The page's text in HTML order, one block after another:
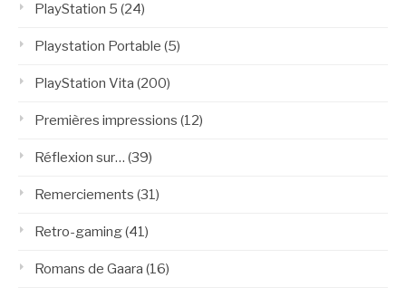
PlayStation 5 (24)
Playstation Portable (5)
PlayStation Vita (200)
Premières impressions (12)
Réflexion sur… (39)
Remerciements (31)
Retro-gaming(41)
Romans de Gaara (16)